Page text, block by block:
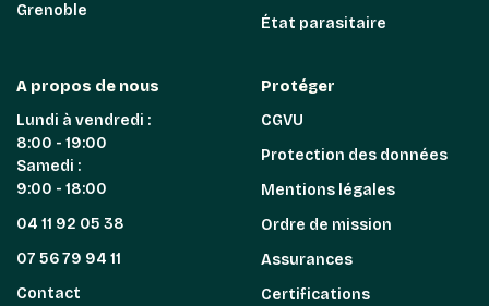
Grenoble
État parasitaire
A propos de nous
Lundi à vendredi :
8:00 - 19:00
Samedi :
9:00 - 18:00
04 11 92 05 38
07 56 79 94 11
Contact
Protéger
CGVU
Protection des données
Mentions légales
Ordre de mission
Assurances
Certifications